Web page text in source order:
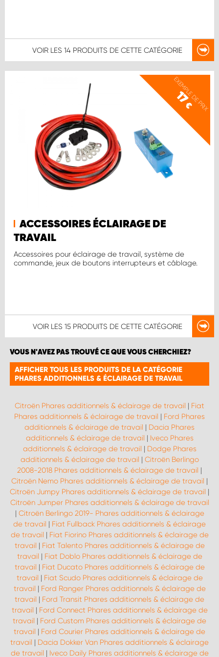
VOIR LES 14 PRODUITS DE CETTE CATÉGORIE
EXEMPLE DE PRIX
17
€
ACCESSOIRES ÉCLAIRAGE DE
TRAVAIL
Accessoires pour éclairage de travail, système de
commande, jeux de boutons interrupteurs et câblage.
VOIR LES 15 PRODUITS DE CETTE CATÉGORIE
VOUS N'AVEZ PAS TROUVÉ CE QUE VOUS CHERCHIEZ?
AFFICHER TOUS LES PRODUITS DE LA CATÉGORIE
PHARES ADDITIONNELS & ÉCLAIRAGE DE TRAVAIL
Citroën Phares additionnels & éclairage de travail | Fiat
Phares additionnels & éclairage de travail | Ford Phares
additionnels & éclairage de travail | Dacia Phares
additionnels & éclairage de travail | Iveco Phares
additionnels & éclairage de travail | Dodge Phares
additionnels & éclairage de travail | Citroën Berlingo
2008-2018 Phares additionnels & éclairage de travail |
Citroën Nemo Phares additionnels & éclairage de travail |
Citroën Jumpy Phares additionnels & éclairage de travail |
Citroën Jumper Phares additionnels & éclairage de travail
| Citroën Berlingo 2019- Phares additionnels & éclairage
de travail | Fiat Fullback Phares additionnels & éclairage
de travail | Fiat Fiorino Phares additionnels & éclairage de
travail | Fiat Talento Phares additionnels & éclairage de
travail | Fiat Doblo Phares additionnels & éclairage de
travail | Fiat Ducato Phares additionnels & éclairage de
travail | Fiat Scudo Phares additionnels & éclairage de
travail | Ford Ranger Phares additionnels & éclairage de
travail | Ford Transit Phares additionnels & éclairage de
travail | Ford Connect Phares additionnels & éclairage de
travail | Ford Custom Phares additionnels & éclairage de
travail | Ford Courier Phares additionnels & éclairage de
travail | Dacia Dokker Van Phares additionnels & éclairage
de travail | Iveco Daily Phares additionnels & éclairage de